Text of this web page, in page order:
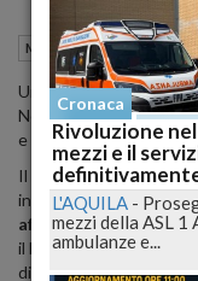
Meteo Roma (RM)
Un nucleo instabile
Nordest e Adige,
e temperature in lieve
Il veloce affondo di una
innescato unfronte
africanopresente
il basso Veneto e il
di Treviso e Venezia.
Cronaca
Rivoluzione
mezzi e il
L'AQUILA -
mezzi della ASL 1
ambulanze e...